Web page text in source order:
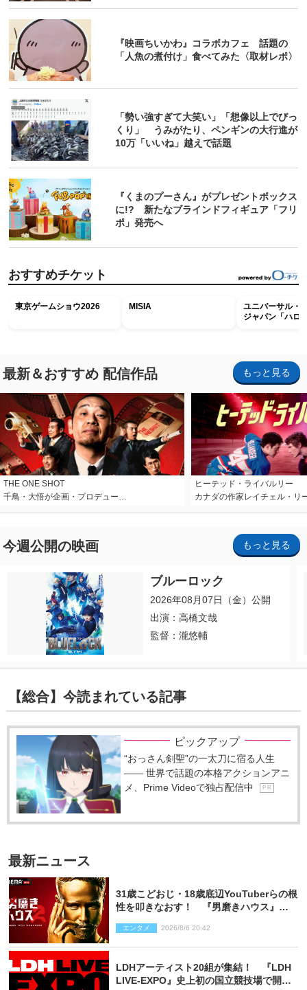
『映画ちいかわ』コラボカフェ 話題の
「人魚の煮付け」食べてみた〈取材レポ〉
「勢い強すぎて大笑い」「想像以上でびっ
くり」 うみがたり、ペンギンの大行進が
10万「いいね」越えで話題
『くまのプーさん』がプレゼントボックス
に!? 新たなブラインドフィギュア「フリ
ポ」発売へ
おすすめチケット
東京ゲームショウ2026 MISIA
ユニバーサル・
ジャパン「ハロ
最新＆おすすめ 配信作品 もっと見る
THE ONE SHOT
千鳥・大悟が企画・プロデュー…
ヒーテッド・ライバルリー
カナダの作家レイチェル・リ
今週公開の映画 もっと見る
ブルーロック
2026年08月07日（金）公開
出演：高橋文哉
監督：瀧悠輔
【総合】今読まれている記事
ピックアップ
“おっさん剣聖”の一太刀に宿る人生
―― 世界で話題の本格アクションアニ
メ、Prime Videoで独占配信中
P R
最新ニュース
31歳こどおじ・18歳底辺YouTuberらの根
性を叩きなおす！ 『男磨きハウス』第2
エンタメ 2026/8/6 20:42
LDHアーティスト20組が集結！ 『LDH
LIVE‐EXPO』史上初の国立競技場で開催